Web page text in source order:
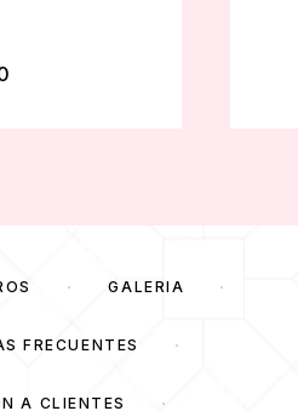
GALERÍA
FRECUENTES
A CLIENTES